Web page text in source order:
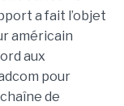
a fait l’objet
américain
aux
pour
de